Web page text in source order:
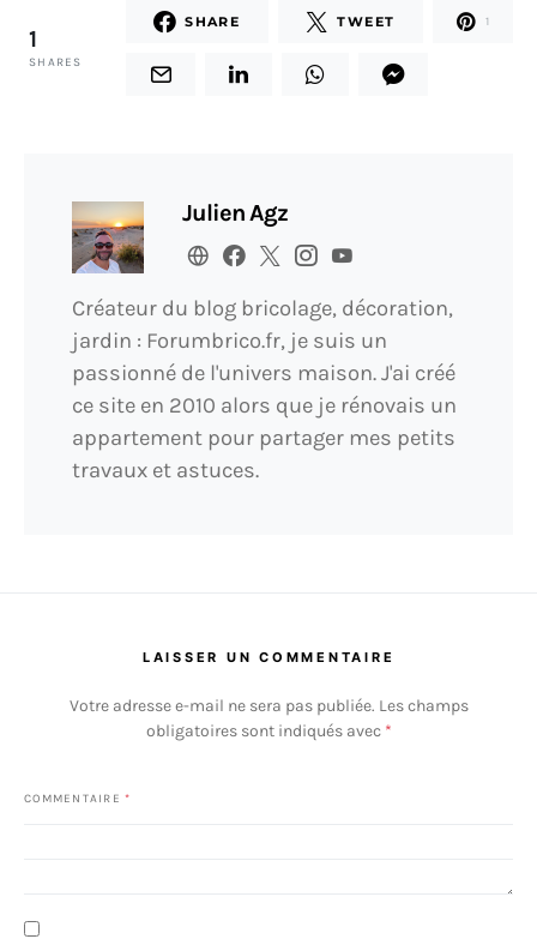
1
SHARES
SHARE TWEET 1
Julien Agz
Créateur du blog bricolage, décoration,
jardin : Forumbrico.fr, je suis un
passionné de l'univers maison. J'ai créé
ce site en 2010 alors que je rénovais un
appartement pour partager mes petits
travaux et astuces.
LAISSER UN COMMENTAIRE
Votre adresse e-mail ne sera pas publiée. Les champs
obligatoires sont indiqués avec *
COMMENTAIRE *